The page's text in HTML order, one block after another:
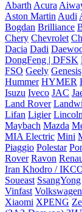
Abarth Acura
Aston Martin Audi
Bogdan Brilliance
Chery Chevrolet
Dacia Dadi
DongFeng | DFSK
FSO Geely Genesis
Hummer HYMER
Isuzu Iveco JAC
Land Rover
Lifan Ligier Lincoln
Maybach Mazda
MIA Electric Mini
Piaggio Polestar
Rover Ravon
Iran Khodro /
Soueast SsangYong
Vinfast Volkswagen
Xiaomi XPENG